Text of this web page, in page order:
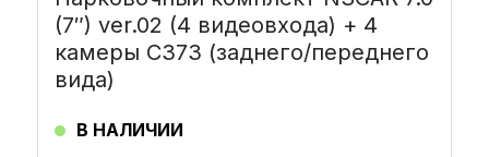
(7″) ver.02 (4 видеовхода) + 4
камеры C373 (заднего/переднего
вида)
В НАЛИЧИИ